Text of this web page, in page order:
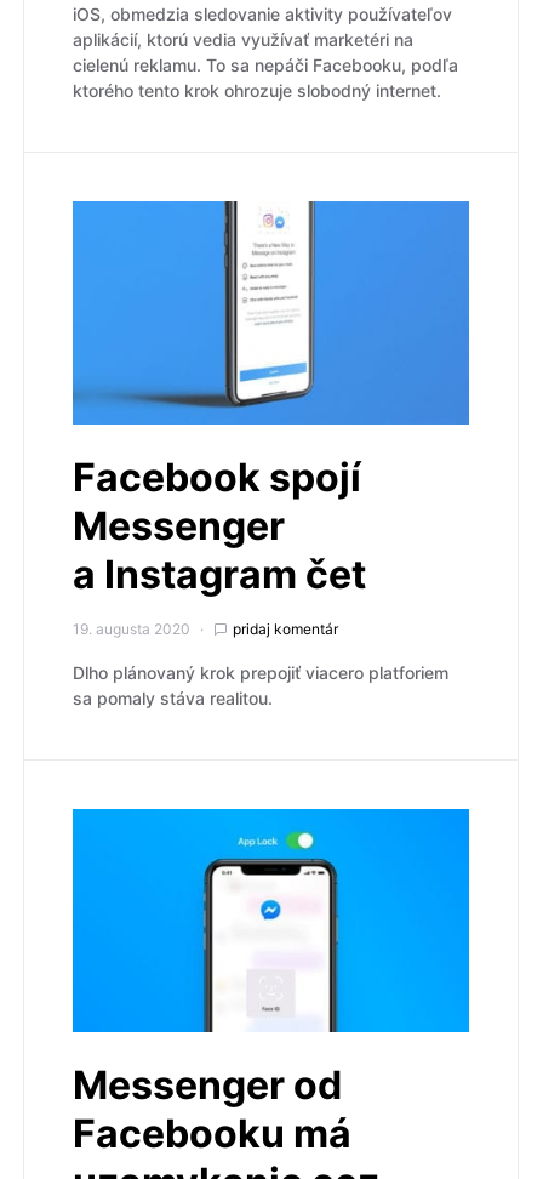
iOS, obmedzia sledovanie aktivity používateľov
aplikácií, ktorú vedia využívať marketéri na
cielenú reklamu. To sa nepáči Facebooku, podľa
ktorého tento krok ohrozuje slobodný internet.
Facebook spojí
Messenger
a Instagram čet
19. augusta 2020 pridaj komentár
Dlho plánovaný krok prepojiť viacero platforiem
sa pomaly stáva realitou.
Messenger od
Facebooku má